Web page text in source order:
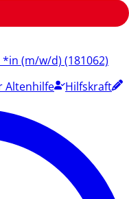
(m/w/d) (181062)
Altenhilfe
Hilfskraft